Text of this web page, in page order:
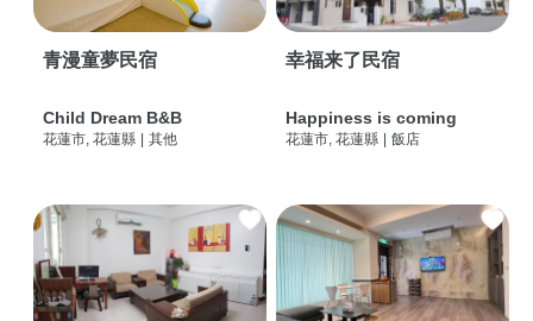
青漫童夢民宿
Child Dream B&B
花蓮市, 花蓮縣 其他
幸福来了民宿
Happiness is coming
花蓮市, 花蓮縣 飯店